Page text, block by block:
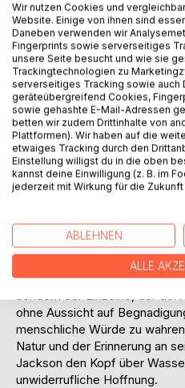
Auf die Merkliste
Titel bewerten
BESCHREIBUNG
Komers schreibt, "Kassiber in
direkt", schnörkellose
sich wie rohes Fleisch
nicht die Lebenswelt des
ohne Aussicht auf
menschliche Würde zu
Natur und der Erinnerung an
Jackson den Kopf über
unwiderrufliche Hoffnung.
Wir nutzen Cookies und
Website. Einige von ihnen sind
Daneben verwenden wir
Fingerprints sowie serverseitiges
unsere Seite besucht und wie sie
Trackingtechnologien zu
serverseitiges Tracking sowie auch
geräteübergreifend Cookies,
sowie gehashte E-Mail-Adressen
betten wir zudem Drittinhalte von
Plattformen). Wir haben auf die
etwaiges Tracking durch den
Einstellung willigst du in die oben
kannst deine Einwilligung (z. B. im
jederzeit mit Wirkung für die
ABLEHNEN
ALLE